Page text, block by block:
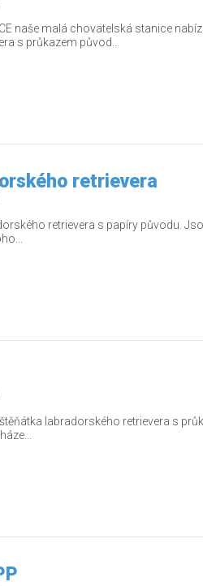
naše malá chovatelská stanice
s průkazem původ...
retrievera
retrievera s papíry původu.
labradorského retrievera s